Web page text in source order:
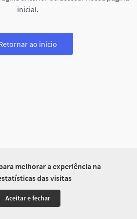
melhorar a experiência na
das visitas
Aceitar e fechar
inicial.
ao início